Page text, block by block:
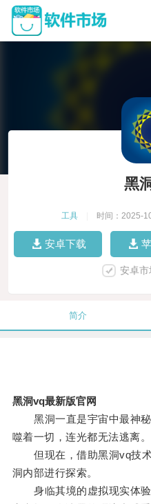
黑
工具 时间：2025-
安卓下载
安卓
简介
黑洞vq最新版官网
黑洞一直是宇宙中最神秘
噬着一切，连光都无法逃离。
但现在，借助黑洞vq技术
洞内部进行探索。
身临其境的虚拟现实体验